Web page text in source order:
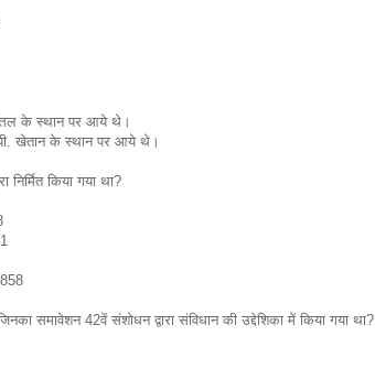
के स्थान पर आये थे।
पी. खेतान के स्थान पर आये थे।
किया गया था?
समावेशन 42वें संशोधन द्वारा संविधान की उद्देशिका में किया गया था?